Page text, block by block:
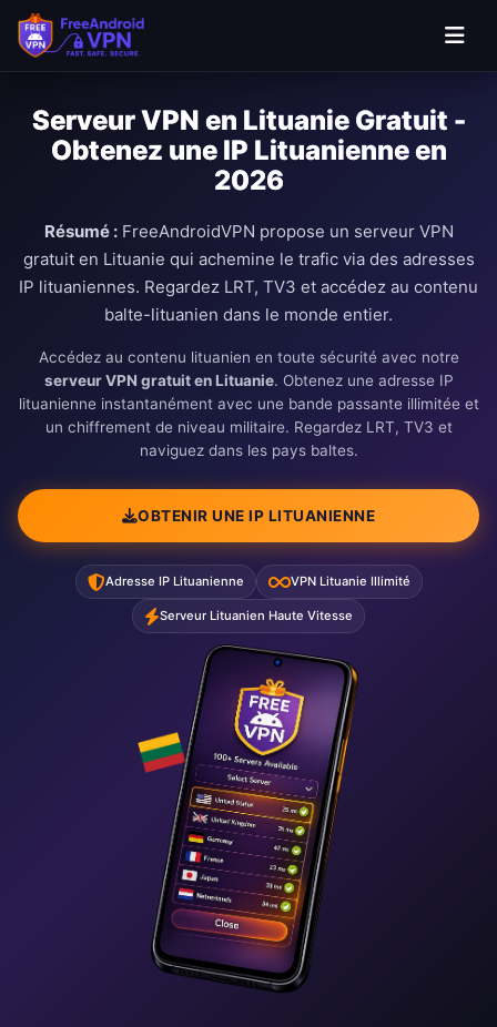
Passer au contenu principal
Serveur VPN en Lituanie Gratuit -
Obtenez une IP Lituanienne en
2026
Résumé :FreeAndroidVPN propose un serveur VPN
gratuit en Lituanie qui achemine le trafic via des adresses
IP lituaniennes. Regardez LRT, TV3 et accédez au contenu
balte-lituanien dans le monde entier.
Accédez au contenu lituanien en toute sécurité avec notre
serveur VPN gratuit en Lituanie. Obtenez une adresse IP
lituanienne instantanément avec une bande passante illimitée et
un chiffrement de niveau militaire. Regardez LRT, TV3 et
naviguez dans les pays baltes.
OBTENIR UNE IP LITUANIENNE
Adresse IP Lituanienne VPN Lituanie Illimité
Serveur Lituanien Haute Vitesse